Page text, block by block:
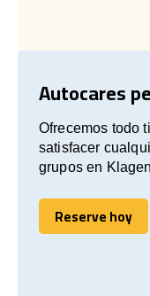
Autocares
Ofrecemos todo
satisfacer
grupos en
Reserve hoy
Reserve hoy